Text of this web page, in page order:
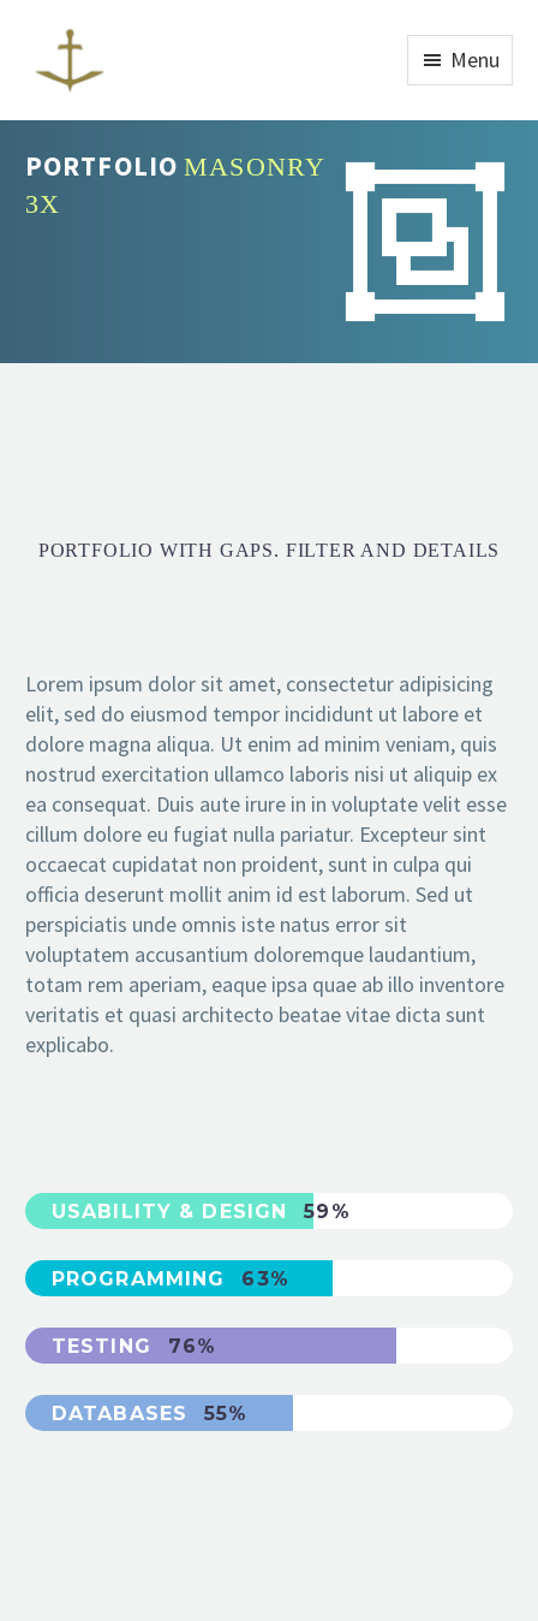
Menu


PORTFOLIOMASONRY
3X
PORTFOLIO WITH GAPS, FILTER AND DETAILS
Lorem ipsum dolor sit amet, consectetur adipisicing
elit, sed do eiusmod tempor incididunt ut labore et
dolore magna aliqua. Ut enim ad minim veniam, quis
nostrud exercitation ullamco laboris nisi ut aliquip ex
ea consequat. Duis aute irure in in voluptate velit esse
cillum dolore eu fugiat nulla pariatur. Excepteur sint
occaecat cupidatat non proident, sunt in culpa qui
officia deserunt mollit anim id est laborum. Sed ut
perspiciatis unde omnis iste natus error sit
voluptatem accusantium doloremque laudantium,
totam rem aperiam, eaque ipsa quae ab illo inventore
veritatis et quasi architecto beatae vitae dicta sunt
explicabo.
USABILITY & DESIGN 59%
PROGRAMMING 63%
TESTING 76%
DATABASES 55%